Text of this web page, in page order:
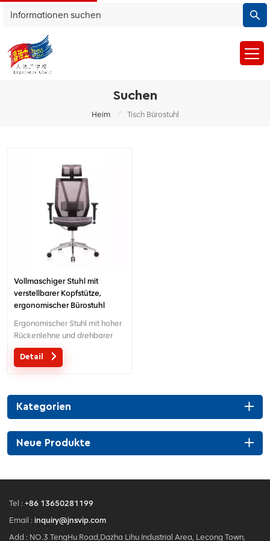
Suchen
Heim / Tisch Bürostuhl
Vollmaschiger Stuhl mit
verstellbarer Kopfstütze,
ergonomischer Bürostuhl
Ergonomischer Stuhl mit hoher
Rückenlehne und drehbarer
3D-
Kopfstütze.Multifunktionsstuhl
Detail
Kategorien
Neue Produkte
Tel : +86 13650281199
Email : inquiry@jnsvip.com
Add : NO.3 TengHu Road,Dazha Lihu Industrial Area, Lecong Town,